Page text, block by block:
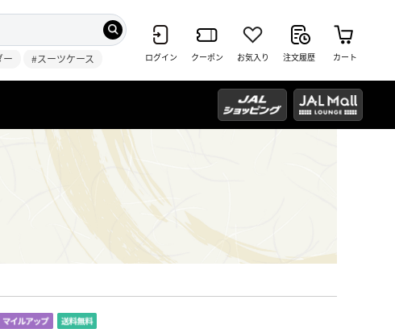
ー #スーツケース ログイン クーポン お気入り 注文履歴 カート